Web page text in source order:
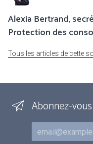
Alexia Bertrand,
Protection des
Tous les articles de cette
Abonnez-
Courriel